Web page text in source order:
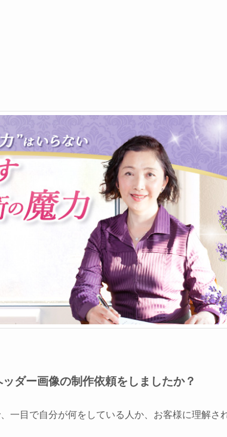
ダー画像の制作依頼をしましたか？
一目で自分が何をしている人か、お客様に理解さ